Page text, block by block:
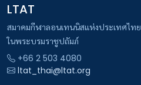
LTAT
สมาคมกีฬาลอนเทนนิสแห่งประเทศไทย
ในพระบรมราชูปถัมภ์
+66 2 503 4080
ltat_thai@ltat.org